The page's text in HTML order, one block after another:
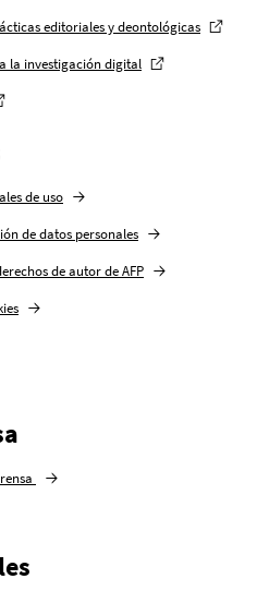
editoriales y deontológicas
la investigación digital
de uso
de datos personales
de autor de AFP